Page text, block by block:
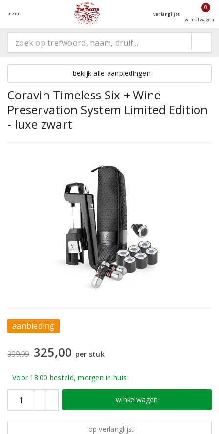
menu verlanglijst
0
winkelwagen
bekijk alle aanbiedingen
Coravin Timeless Six + Wine
Preservation System Limited Edition
- luxe zwart
aanbieding
399,99 325,00 per stuk
Voor 18:00 besteld, morgen in huis
winkelwagen
op verlanglijst